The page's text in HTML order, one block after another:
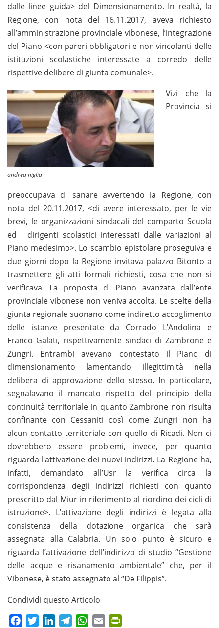
dalle linee guida> del Dimensionamento. In realtà, la
Regione, con nota del 16.11.2017, aveva richiesto
all’amministrazione provinciale vibonese, l’integrazione
del Piano <con pareri obbligatori e non vincolanti delle
istituzioni scolastiche interessate a corredo delle
rispettive delibere di giunta comunale>.
andrea niglia
Vizi che la
Provincia si
preoccupava di sanare avvertendo la Regione, con
nota del 20.11.2017, <di avere interessato, per le vie
brevi, le organizzazioni sindacali del comparto Scuola
ed i dirigenti scolastici interessati dalle variazioni al
Piano medesimo>. Lo scambio epistolare proseguiva e
due giorni dopo la Regione invitava palazzo Bitonto a
trasmettere gli atti formali richiesti, cosa che non si
verificava. La proposta di Piano avanzata dall’ente
provinciale vibonese non veniva accolta. Le scelte della
giunta regionale suonano come indiretto accoglimento
delle istanze presentate da Corrado L’Andolina e
Franco Galati, rispettivamente sindaci di Zambrone e
Zungri. Entrambi avevano contestato il Piano di
dimensionamento lamentando illegittimità nella
delibera di approvazione dello stesso. In particolare,
segnalavano il mancato rispetto del principio della
continuità territoriale in quanto Zambrone non risulta
confinante con Cessaniti così come Zungri non ha
alcun contatto territoriale con quello di Ricadi. Non ci
dovrebbero essere problemi, invece, per quanto
riguarda l’attivazione dei nuovi indirizzi. La Regione ha,
infatti, demandato all’Usr la verifica circa la
corrispondenza degli indirizzi richiesti con quanto
prescritto dal Miur in riferimento al riordino dei cicli di
istruzione>. L’attivazione degli indirizzi è legata alla
consistenza della dotazione organica che sarà
assegnata alla Calabria. Un solo punto è sicuro e
riguarda l’attivazione dell’indirizzo di studio “Gestione
delle acque e risanamento ambientale” che, per il
Vibonese, è stato assegnato al “De Filippis”.
Condividi questo Articolo
FacebookTwitterLinkedInTelegramWhatsApp
Email